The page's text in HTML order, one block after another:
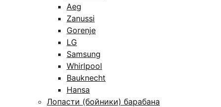
Aeg
Zanussi
Gorenje
LG
Samsung
Whirlpool
Bauknecht
Hansa
Лопасти (бойники) барабана